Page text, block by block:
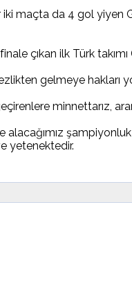
maçta da 4 gol
çıkan ilk Türk takımı
gelmeye hakları
minnettarız,
alacağımız
yetenektedir.